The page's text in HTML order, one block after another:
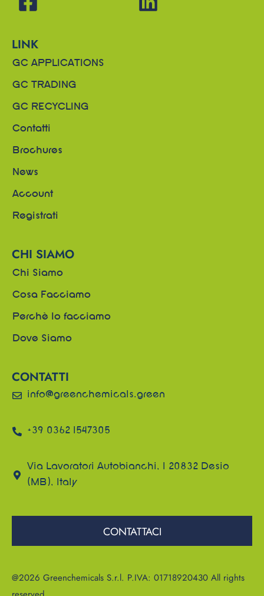
LINK
GC APPLICATIONS
GC TRADING
GC RECYCLING
Contatti
Brochures
News
Account
Registrati
CHI SIAMO
Chi Siamo
Cosa Facciamo
Perchè lo facciamo
Dove Siamo
CONTATTI
info@greenchemicals.green
+39 0362 1547305
Via Lavoratori Autobianchi, 1 20832 Desio
(MB), Italy
CONTATTACI
@2026 Greenchemicals S.r.l. P.IVA: 01718920430 All rights